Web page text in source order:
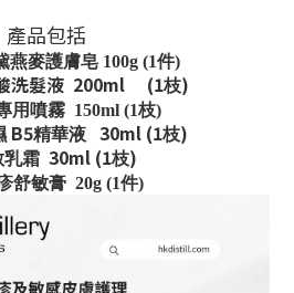
產品包括
燕麥護膚皂 100g (1件)
洗髮液 200ml (1枝)
用噴霧150ml (1枝)
B5精華液 30ml (1枝)
乳霜 30ml (1枝)
舒敏膏 20g (1件)